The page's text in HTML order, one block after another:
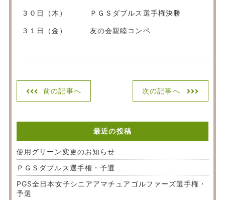
３０日（木） ＰＧＳダブルス選手権決勝
３１日（金） 友の会親睦コンペ
前の記事へ 次の記事へ
最近の投稿
使用グリーン変更のお知らせ
ＰＧＳダブルス選手権・予選
PGS全日本女子シニアアマチュアゴルファーズ選手権・
予選